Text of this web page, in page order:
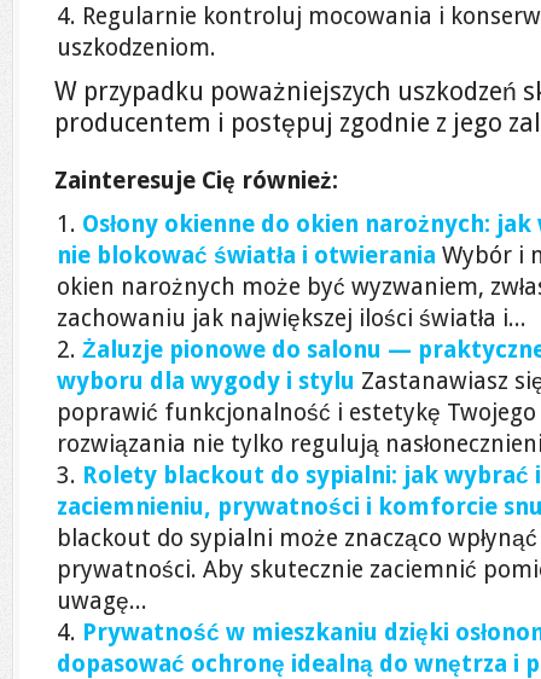
Regularnie kontroluj mocowania i
uszkodzeniom.
W przypadku poważniejszych uszkodzeń
producentem i postępuj zgodnie z jego
Zainteresuje Cię również:
Osłony okienne do okien narożnych:
nie blokować światła i otwierania Wybór i
okien narożnych może być wyzwaniem,
zachowaniu jak największej ilości światła i...
Żaluzje pionowe do salonu —
wyboru dla wygody i stylu Zastanawiasz
poprawić funkcjonalność i estetykę Twojego
rozwiązania nie tylko regulują
Rolety blackout do sypialni: jak wybrać
zaciemnieniu, prywatności i komforcie
blackout do sypialni może znacząco
prywatności. Aby skutecznie zaciemnić
uwagę...
Prywatność w mieszkaniu dzięki
dopasować ochronę idealną do wnętrza i